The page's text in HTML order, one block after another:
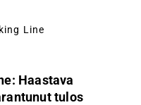
Line
Haastava
tulos